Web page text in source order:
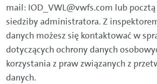
mail: IOD_VWL@vwfs.com lub pocztą
siedziby administratora. Z
danych możesz się kontaktować w
dotyczących ochrony danych
korzystania z praw związanych z
danych.